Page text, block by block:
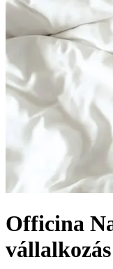
Officina
vállalkozás